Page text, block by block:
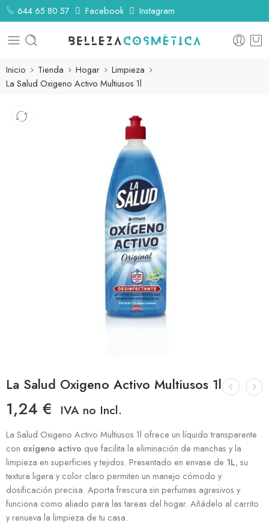
644 65 80 57 Facebook Instagram
Inicio Tienda Hogar
Limpieza
La Salud Oxigeno Activo Multiusos 1l
La Salud Oxigeno Activo Multiusos 1l
1,24 € IVA no Incl.
La Salud Oxigeno Activo Multiusos 1l ofrece un líquido transparente
con oxígeno activo que facilita la eliminación de manchas y la
limpieza en superficies y tejidos. Presentado en envase de 1L, su
textura ligera y color claro permiten un manejo cómodo y
dosificación precisa. Aporta frescura sin perfumes agresivos y
funciona como aliado para las tareas del hogar. Añádelo al carrito
y renueva la limpieza de tu casa.